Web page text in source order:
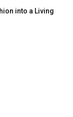
into a Living